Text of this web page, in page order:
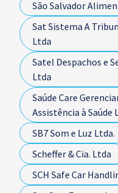
São Salvador
Sat Sistema A
Ltda
Satel Despachos e
Ltda
Saúde Care
Assistência à Saúde
SB7 Som e Luz Ltda.
Scheffer & Cia. Ltda
SCH Safe Car